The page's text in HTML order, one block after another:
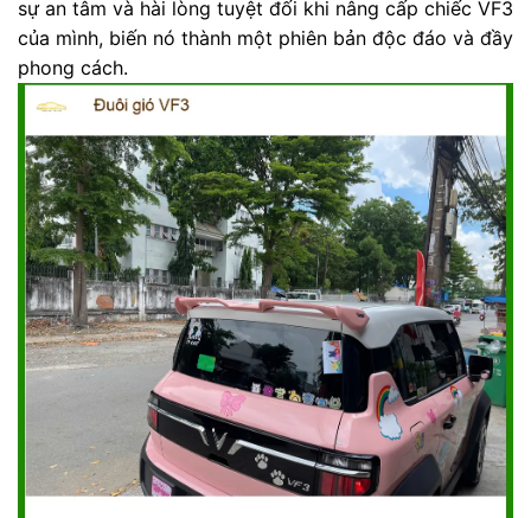
sự an tâm và hài lòng tuyệt đối khi nâng cấp chiếc VF3
của mình, biến nó thành một phiên bản độc đáo và đầy
phong cách.